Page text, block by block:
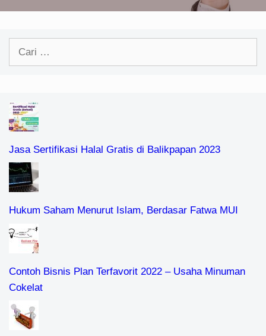
Jasa Sertifikasi Halal Gratis di Balikpapan 2023
Hukum Saham Menurut Islam, Berdasar Fatwa MUI
Contoh Bisnis Plan Terfavorit 2022 – Usaha Minuman
Cokelat